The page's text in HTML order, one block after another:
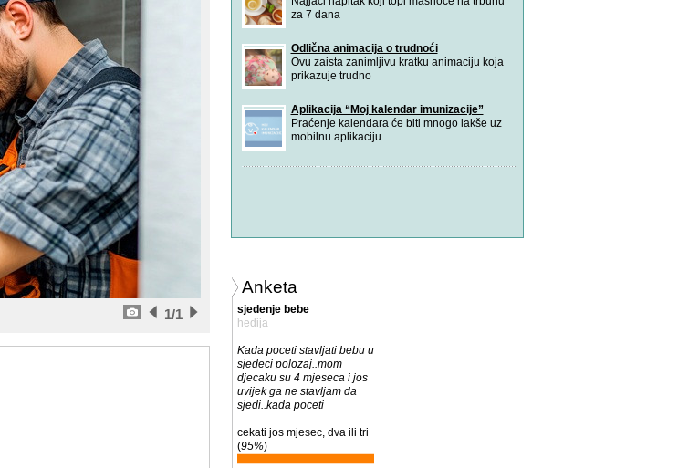
/1
1
za 7 dana
Odlična animacija o trudnoći
Ovu zaista zanimljivu kratku animaciju koja
prikazuje trudno
Aplikacija “Moj kalendar imunizacije”
Praćenje kalendara će biti mnogo lakše uz
mobilnu aplikaciju
Anketa
sjedenje bebe
hedija
Kada poceti stavljati bebu u
sjedeci polozaj..mom
djecaku su 4 mjeseca i jos
uvijek ga ne stavljam da
sjedi..kada poceti
cekati jos mjesec, dva ili tri
(95%)